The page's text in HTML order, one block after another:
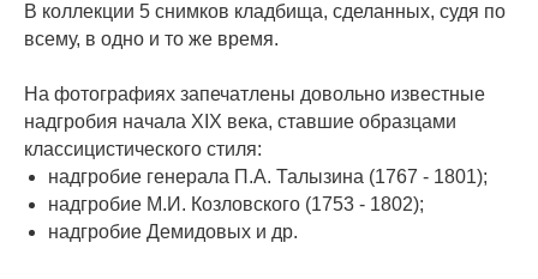
В коллекции 5 снимков кладбища, сделанных, судя по
всему, в одно и то же время.
На фотографиях запечатлены довольно известные
надгробия начала XIX века, ставшие образцами
классицистического стиля:
надгробие генерала П.А. Талызина (1767 - 1801);
надгробие М.И. Козловского (1753 - 1802);
надгробие Демидовых и др.